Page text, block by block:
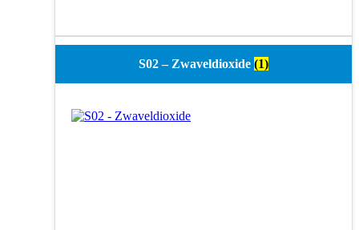
S02 – Zwaveldioxide (1)